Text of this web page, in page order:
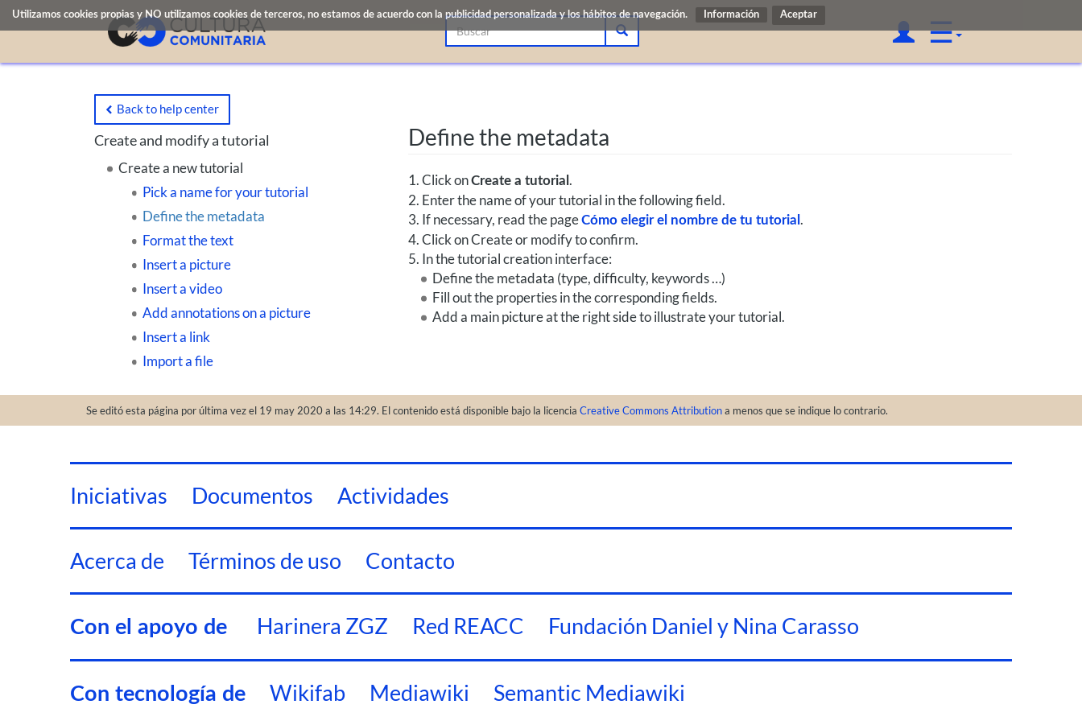
Utilizamos cookies propias y NO utilizamos cookies de terceros, no estamos de acuerdo con la publicidad personalizada y los hábitos de navegación. Información ☰
Back to help center
Create and modify a tutorial
Create a new tutorial
Pick a name for your tutorial
Define the metadata
Format the text
Insert a picture
Insert a video
Add annotations on a picture
Insert a link
Import a file
Define the metadata
1. Click onCreate a tutorial .
2. Enter the name of your tutorial in the following field.
3. If necessary, read the pageCómo elegir el nombre de tu tutorial .
4. Click on Create or modify to confirm.
5. In the tutorial creation interface:
Define the metadata (type, difficulty, keywords …)
Fill out the properties in the corresponding fields.
Add a main picture at the right side to illustrate your tutorial.
Se editó esta página por última vez el 19 may 2020 a las 14:29. El contenido está disponible bajo la licencia Creative Commons Attributiona menos que se indique lo contrario.
Iniciativas Documentos Actividades
Acerca de Términos de uso Contacto
Con el apoyo de Harinera ZGZ Red REACC Fundación Daniel y Nina Carasso
Con tecnología de Wikifab Mediawiki Semantic Mediawiki